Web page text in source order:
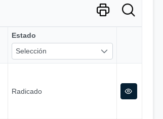
Estado
Selección
Radicado